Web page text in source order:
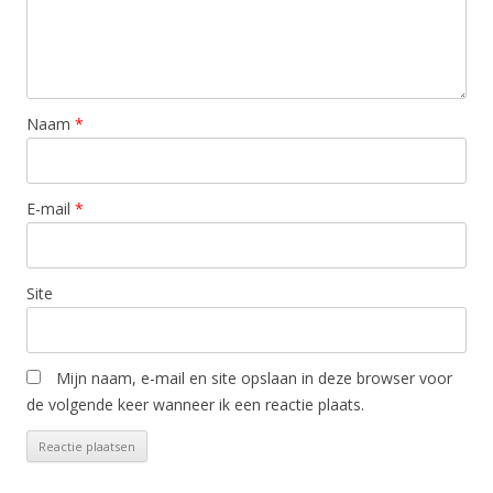
Naam *
E-mail *
Site
Mijn naam, e-mail en site opslaan in deze browser voor
de volgende keer wanneer ik een reactie plaats.